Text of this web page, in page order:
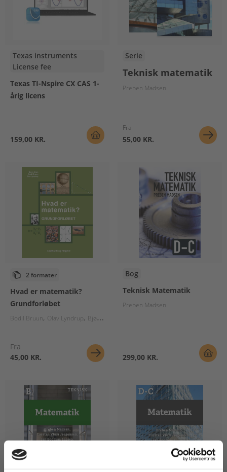
Texas instruments
License fee
Texas TI-Nspire CX CAS 1-
årig licens
159,00 KR.
Serie
Teknisk matematik
Preben Madsen
Fra
55,00 KR.
2 formater
Hvad er matematik?
Grundforløbet
Bodil Bruun Olav Lyndrup Bjørn Grøn
Fra
45,00 KR.
Bog
Teknisk Matematik
Preben Madsen
299,00 KR.